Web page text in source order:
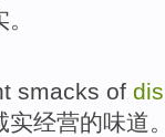
smacks of
实经营的味道